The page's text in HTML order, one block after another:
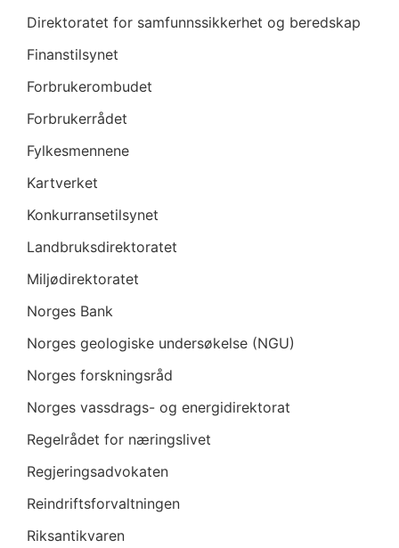
Direktoratet for samfunnssikkerhet og beredskap
Finanstilsynet
Forbrukerombudet
Forbrukerrådet
Fylkesmennene
Kartverket
Konkurransetilsynet
Landbruksdirektoratet
Miljødirektoratet
Norges Bank
Norges geologiske undersøkelse (NGU)
Norges forskningsråd
Norges vassdrags- og energidirektorat
Regelrådet for næringslivet
Regjeringsadvokaten
Reindriftsforvaltningen
Riksantikvaren